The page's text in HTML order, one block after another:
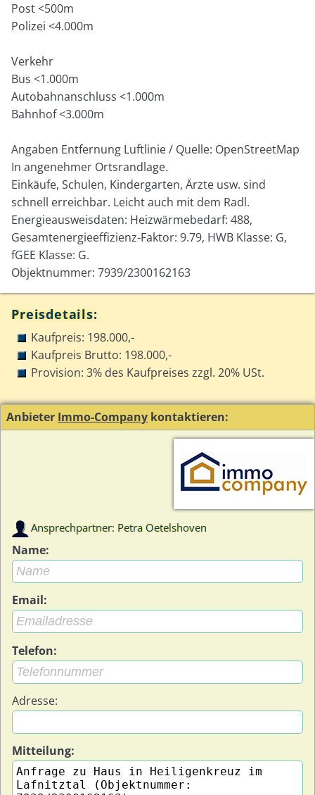
Post <500m
Polizei <4.000m
Verkehr
Bus <1.000m
Autobahnanschluss <1.000m
Bahnhof <3.000m
Angaben Entfernung Luftlinie / Quelle: OpenStreetMap
In angenehmer Ortsrandlage.
Einkäufe, Schulen, Kindergarten, Ärzte usw. sind
schnell erreichbar. Leicht auch mit dem Radl.
Energieausweisdaten: Heizwärmebedarf: 488,
Gesamtenergieeffizienz-Faktor: 9.79, HWB Klasse: G,
fGEE Klasse: G.
Objektnummer: 7939/2300162163
Preisdetails:
Kaufpreis: 198.000,-
Kaufpreis Brutto: 198.000,-
Provision: 3% des Kaufpreises zzgl. 20% USt.
Anbieter Immo-Company kontaktieren:
Ansprechpartner: Petra Oetelshoven
Name:
Email:
Telefon:
Adresse:
Mitteilung: